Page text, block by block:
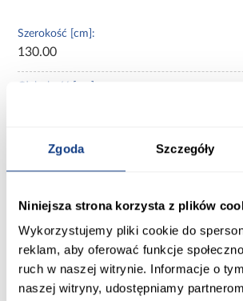
Zgoda Szczegóły
Niniejsza strona korzysta z plików
Wykorzystujemy pliki cookie do
reklam, aby oferować funkcje
ruch w naszej witrynie. Informacje o
naszej witryny, udostępniamy partnerom
Szerokość [cm]:
130.00
Głębokość [cm]:
235.20
kaszmir
Kolor korpusu:
kaszmir
Wybarwienie: